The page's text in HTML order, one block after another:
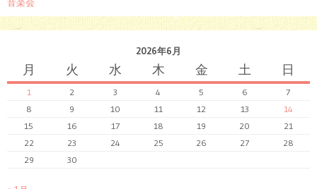
音楽会
2026年6月
月 火 水 木 金 土 日
1 2 3 4 5 6
7
8
9 10 11 12 13
14
15
16 17 18 19 20
21
22
23 24 25 26 27
28
29
30